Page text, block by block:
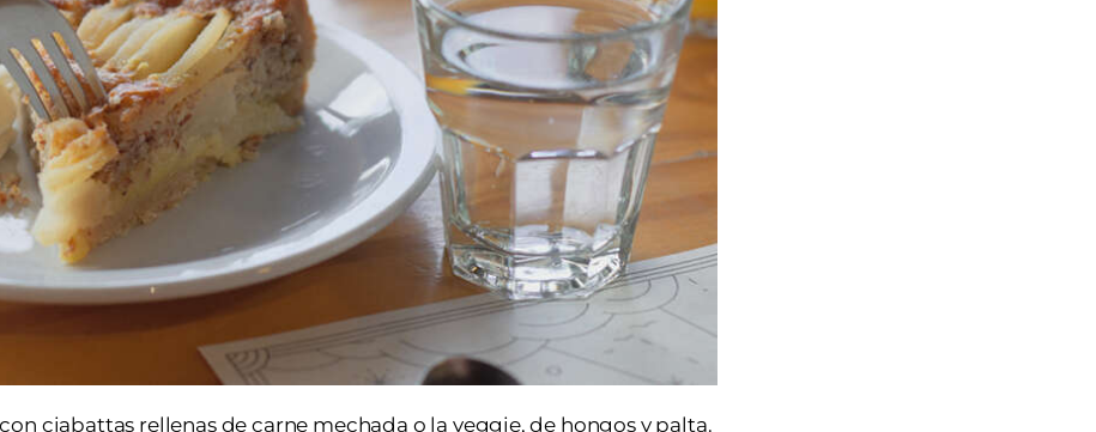
ciabattas rellenas de carne mechada o la veggie, de hongos y palta.